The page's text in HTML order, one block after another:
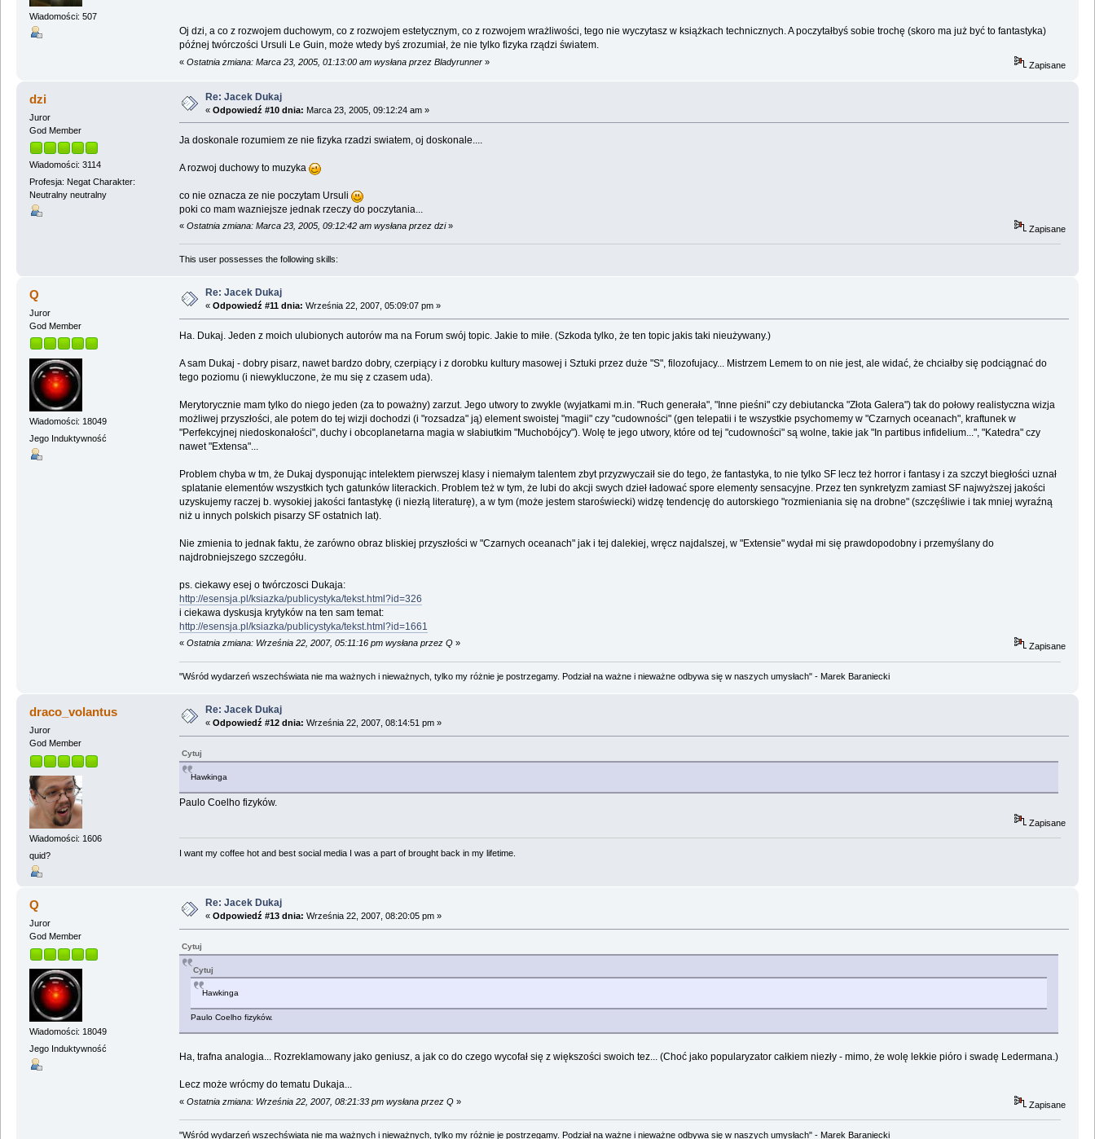
Wiadomości: 507
Oj dzi, a co z rozwojem duchowym, co z rozwojem estetycznym, co z rozwojem wrażliwości, tego nie wyczytasz w książkach technicznych. A poczytałbyś sobie trochę (skoro ma już być to fantastyka)
późnej twórczości Ursuli Le Guin, może wtedy byś zrozumiał, że nie tylko fizyka rządzi światem.
« Ostatnia zmiana: Marca 23, 2005, 01:13:00 am wysłana przez Bladyrunner» Zapisane
dzi
Juror
God Member
Wiadomości: 3114
Profesja: Negat Charakter:
Neutralny neutralny
Re: Jacek Dukaj
« Odpowiedź #10 dnia: Marca 23, 2005, 09:12:24 am »
Ja doskonale rozumiem ze nie fizyka rzadzi swiatem, oj doskonale....
A rozwoj duchowy to muzyka
co nie oznacza ze nie poczytam Ursuli
poki co mam wazniejsze jednak rzeczy do poczytania...
« Ostatnia zmiana: Marca 23, 2005, 09:12:42 am wysłana przez dzi» Zapisane
This user possesses the following skills:
Q
Juror
God Member
Wiadomości: 18049
Jego Induktywność
Re: Jacek Dukaj
« Odpowiedź #11 dnia: Września 22, 2007, 05:09:07 pm »
Ha. Dukaj. Jeden z moich ulubionych autorów ma na Forum swój topic. Jakie to miłe. (Szkoda tylko, że ten topic jakis taki nieużywany.)
A sam Dukaj - dobry pisarz, nawet bardzo dobry, czerpiący i z dorobku kultury masowej i Sztuki przez duże "S", filozofujacy... Mistrzem Lemem to on nie jest, ale widać, że chciałby się podciągnać do
tego poziomu (i niewykluczone, że mu się z czasem uda).
Merytorycznie mam tylko do niego jeden (za to poważny) zarzut. Jego utwory to zwykle (wyjatkami m.in. "Ruch generała", "Inne pieśni" czy debiutancka "Złota Galera") tak do połowy realistyczna wizja
możliwej przyszłości, ale potem do tej wizji dochodzi (i "rozsadza" ją) element swoistej "magii" czy "cudowności" (gen telepatii i te wszystkie psychomemy w "Czarnych oceanach", kraftunek w
"Perfekcyjnej niedoskonałości", duchy i obcoplanetarna magia w słabiutkim "Muchobójcy"). Wolę te jego utwory, które od tej "cudowności" są wolne, takie jak "In partibus infidelium...", "Katedra" czy
nawet "Extensa"...
Problem chyba w tm, że Dukaj dysponując intelektem pierwszej klasy i niemałym talentem zbyt przyzwyczaił sie do tego, że fantastyka, to nie tylko SF lecz też horror i fantasy i za szczyt biegłości uznał
splatanie elementów wszystkich tych gatunków literackich. Problem też w tym, że lubi do akcji swych dzieł ładować spore elementy sensacyjne. Przez ten synkretyzm zamiast SF najwyższej jakości
uzyskujemy raczej b. wysokiej jakości fantastykę (i niezłą literaturę), a w tym (może jestem staroświecki) widzę tendencję do autorskiego "rozmieniania się na drobne" (szczęśliwie i tak mniej wyraźną
niż u innych polskich pisarzy SF ostatnich lat).
Nie zmienia to jednak faktu, że zarówno obraz bliskiej przyszłości w "Czarnych oceanach" jak i tej dalekiej, wręcz najdalszej, w "Extensie" wydał mi się prawdopodobny i przemyślany do
najdrobniejszego szczegółu.
ps. ciekawy esej o twórczosci Dukaja:
http://esensja.pl/ksiazka/publicystyka/tekst.html?id=326
i ciekawa dyskusja krytyków na ten sam temat:
http://esensja.pl/ksiazka/publicystyka/tekst.html?id=1661
« Ostatnia zmiana: Września 22, 2007, 05:11:16 pm wysłana przez Q» Zapisane
"Wśród wydarzeń wszechświata nie ma ważnych i nieważnych, tylko my różnie je postrzegamy. Podział na ważne i nieważne odbywa się w naszych umysłach" - Marek Baraniecki
draco_volantus
Juror
God Member
Wiadomości: 1606
quid?
Re: Jacek Dukaj
« Odpowiedź #12 dnia: Września 22, 2007, 08:14:51 pm »
Cytuj
Hawkinga
Paulo Coelho fizyków.
Zapisane
I want my coffee hot and best social media I was a part of brought back in my lifetime.
Q
Juror
God Member
Wiadomości: 18049
Jego Induktywność
Re: Jacek Dukaj
« Odpowiedź #13 dnia: Września 22, 2007, 08:20:05 pm »
Cytuj
Cytuj
Hawkinga
Paulo Coelho fizyków.
Ha, trafna analogia... Rozreklamowany jako geniusz, a jak co do czego wycofał się z większości swoich tez... (Choć jako popularyzator całkiem niezły - mimo, że wolę lekkie pióro i swadę Ledermana.)
Lecz może wrócmy do tematu Dukaja...
« Ostatnia zmiana: Września 22, 2007, 08:21:33 pm wysłana przez Q» Zapisane
"Wśród wydarzeń wszechświata nie ma ważnych i nieważnych, tylko my różnie je postrzegamy. Podział na ważne i nieważne odbywa się w naszych umysłach" - Marek Baraniecki